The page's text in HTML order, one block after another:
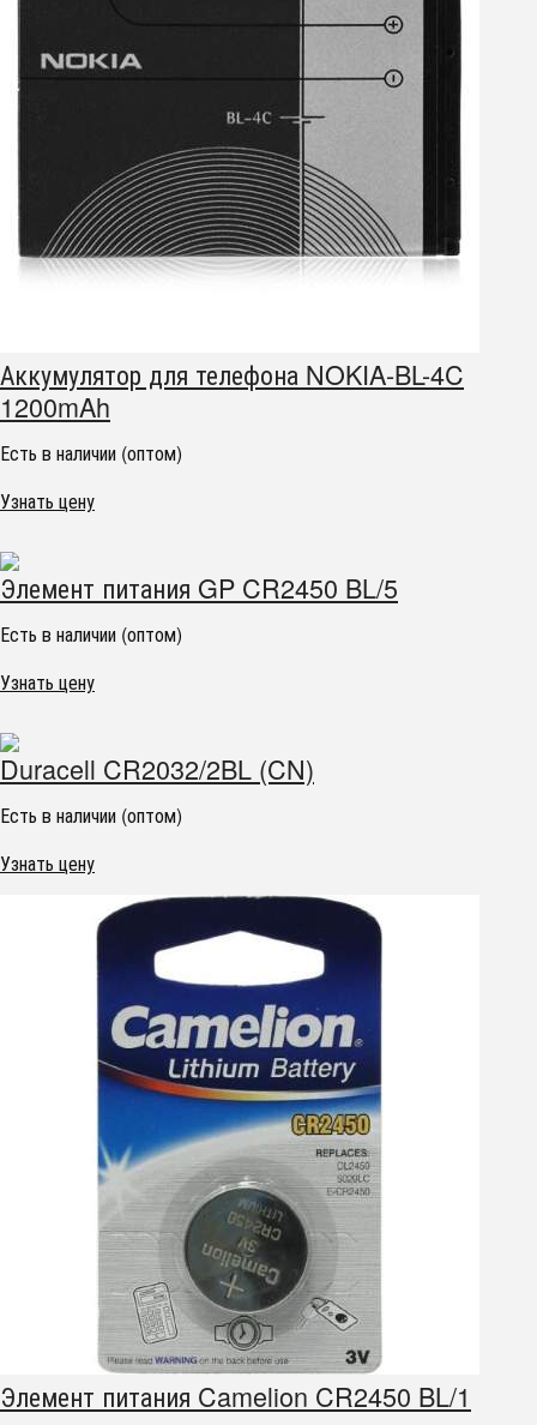
Аккумулятор для телефона NOKIA-BL-4C
1200mAh
Есть в наличии (оптом)
Узнать цену
Элемент питания GP CR2450 BL/5
Есть в наличии (оптом)
Узнать цену
Duracell CR2032/2BL (CN)
Есть в наличии (оптом)
Узнать цену
Элемент питания Camelion CR2450 BL/1